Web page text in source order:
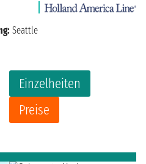
Einzelheiten
Preise
Seattle